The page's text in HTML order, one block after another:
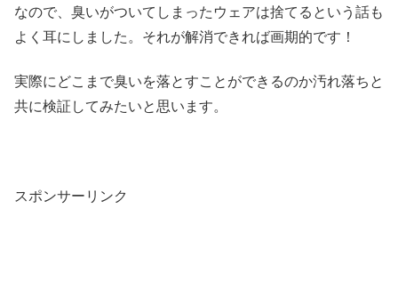
なので、臭いがついてしまったウェアは捨てるという話も
よく耳にしました。それが解消できれば画期的です！
実際にどこまで臭いを落とすことができるのか汚れ落ちと
共に検証してみたいと思います。
スポンサーリンク